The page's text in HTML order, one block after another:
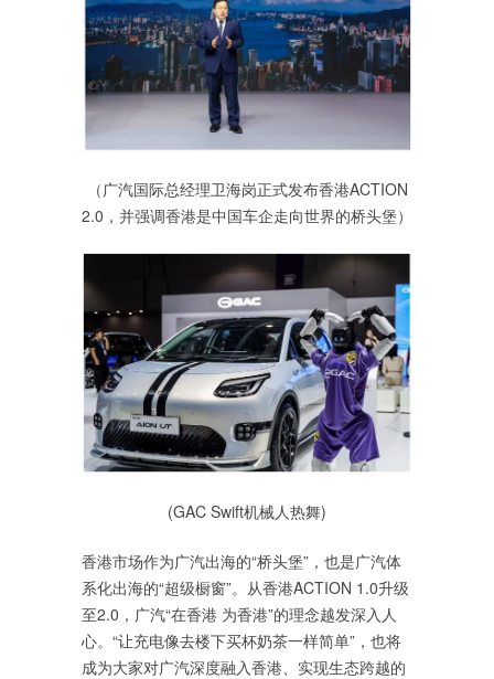
（广汽国际总经理卫海岗正式发布香港ACTION
2.0，并强调香港是中国车企走向世界的桥头堡）
(GAC Swift机械人热舞)
香港市场作为广汽出海的“桥头堡”，也是广汽体
系化出海的“超级橱窗”。从香港ACTION 1.0升级
至2.0，广汽“在香港 为香港”的理念越发深入人
心。“让充电像去楼下买杯奶茶一样简单”，也将
成为大家对广汽深度融入香港、实现生态跨越的